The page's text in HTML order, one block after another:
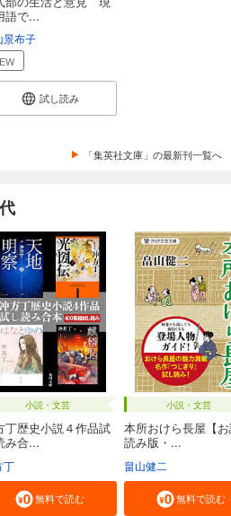
語で...
景布子
試し読み
「集英社文庫」の最新刊一覧へ
小説・文芸
丁歴史小説４作品試
み合...
丁
無料で読む
小説・文芸
本所おけら長屋【
読み版・...
畠山健二
無料で読む